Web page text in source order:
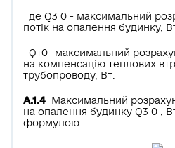
де Q3 0 - максимальний
потік на опалення будинку,
Qт0- максимальний
на компенсацію теплових
трубопроводу, Вт.
А.1.4 Максимальний
на опалення будинку Q3 0 ,
формулою